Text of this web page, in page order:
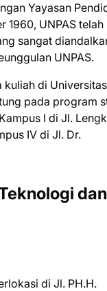
Yayasan
1960, UNPAS telah
sangat
UNPAS.
kuliah di Universitas
pada program
I di Jl.
IV di Jl. Dr.
dan
di Jl. PH.H.